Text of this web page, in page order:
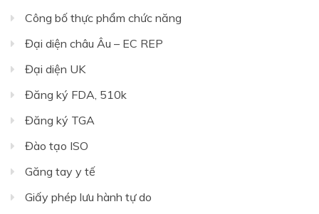
Công bố thực phẩm chức năng
Đại diện châu Âu – EC REP
Đại diện UK
Đăng ký FDA, 510k
Đăng ký TGA
Đào tạo ISO
Găng tay y tế
Giấy phép lưu hành tự do